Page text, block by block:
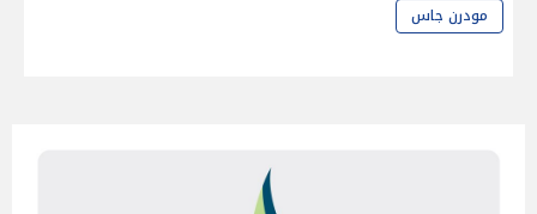
مودرن جاس